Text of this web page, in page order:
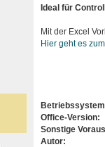
Ideal für
Mit der Excel
Hier geht es
Office-Version:
Sonstige
Autor: